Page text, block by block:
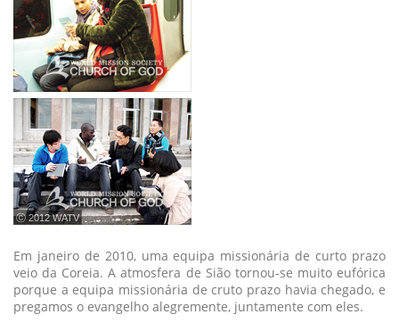
ⓒ 2012 WATV
Em janeiro de 2010, uma equipa missionária de curto prazo
veio da Coreia. A atmosfera de Sião tornou-se muito eufórica
porque a equipa missionária de cruto prazo havia chegado, e
pregamos o evangelho alegremente, juntamente com eles.